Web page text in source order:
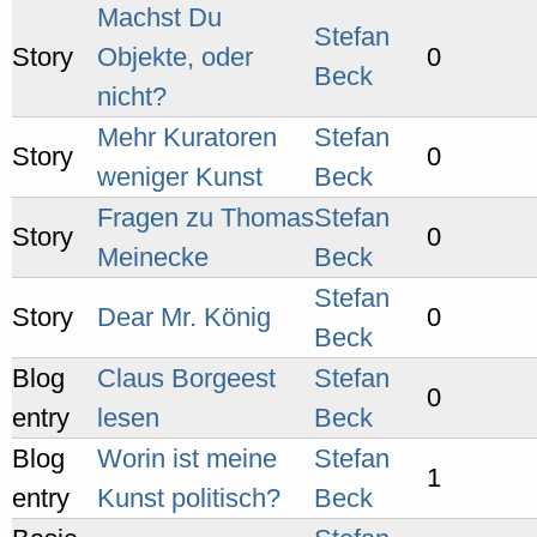
Story
Machst Du
Objekte, oder
nicht?
Stefan
Beck
0
Story
Mehr Kuratoren
weniger Kunst
Stefan
Beck
0
Story
Fragen zu Thomas
Meinecke
Stefan
Beck
0
Story Dear Mr. König
Stefan
Beck
0
Blog
entry
Claus Borgeest
lesen
Stefan
Beck
0
Blog
entry
Worin ist meine
Kunst politisch?
Stefan
Beck
1